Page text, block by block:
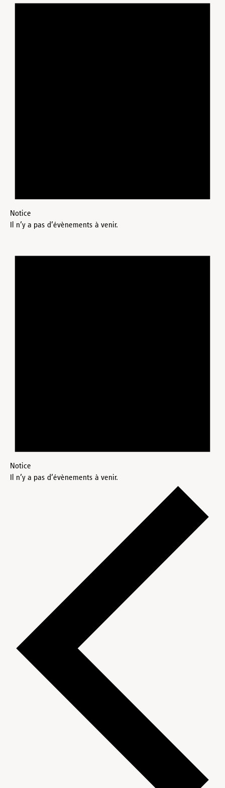
Notice
Il n’y a pas d’évènements à venir.
Notice
Il n’y a pas d’évènements à venir.